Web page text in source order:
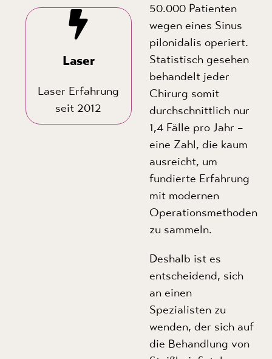
Laser
Laser Erfahrung
seit 2012
50.000 Patienten
wegen eines Sinus
pilonidalis operiert.
Statistisch gesehen
behandelt jeder
Chirurg somit
durchschnittlich nur
1,4 Fälle pro Jahr –
eine Zahl, die kaum
ausreicht, um
fundierte Erfahrung
mit modernen
Operationsmethoden
zu sammeln.
Deshalb ist es
entscheidend, sich
an einen
Spezialisten zu
wenden, der sich auf
die Behandlung von